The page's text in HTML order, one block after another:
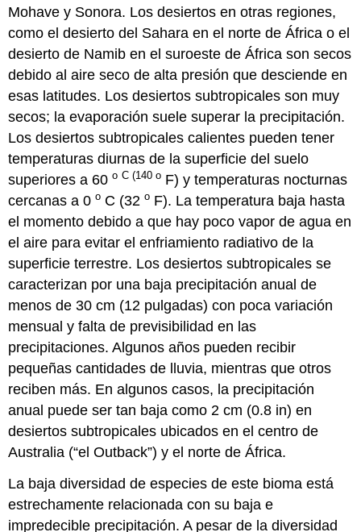
Mohave y Sonora. Los desiertos en otras regiones,
como el desierto del Sahara en el norte de África o el
desierto de Namib en el suroeste de África son secos
debido al aire seco de alta presión que desciende en
esas latitudes. Los desiertos subtropicales son muy
secos; la evaporación suele superar la precipitación.
Los desiertos subtropicales calientes pueden tener
temperaturas diurnas de la superficie del suelo
superiores a 60o C (140 o F) y temperaturas nocturnas
cercanas a 0o C (32o F). La temperatura baja hasta
el momento debido a que hay poco vapor de agua en
el aire para evitar el enfriamiento radiativo de la
superficie terrestre. Los desiertos subtropicales se
caracterizan por una baja precipitación anual de
menos de 30 cm (12 pulgadas) con poca variación
mensual y falta de previsibilidad en las
precipitaciones. Algunos años pueden recibir
pequeñas cantidades de lluvia, mientras que otros
reciben más. En algunos casos, la precipitación
anual puede ser tan baja como 2 cm (0.8 in) en
desiertos subtropicales ubicados en el centro de
Australia (“el Outback”) y el norte de África.
La baja diversidad de especies de este bioma está
estrechamente relacionada con su baja e
impredecible precipitación. A pesar de la diversidad